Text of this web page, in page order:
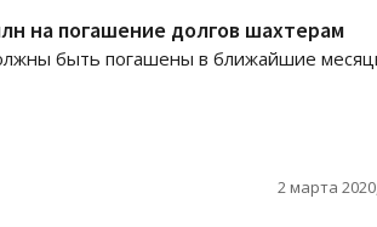
на погашение долгов шахтерам
быть погашены в ближайшие
2 марта